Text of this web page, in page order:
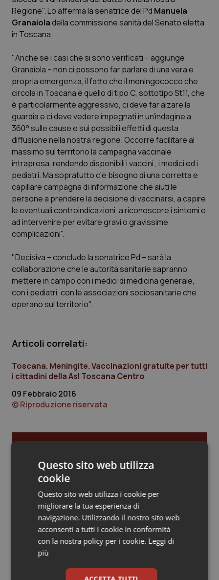
Edizioni Regionali
Professionisti Sanitari.AI
Abruzzo
Basilicata
Calabria
Campania
Emilia-Romagna
Friuli Venezia Giulia
Liguria
Lombardia
Piemonte
Provincia Autonoma di Bolzano
Sardegna
Sicilia
Toscana
Umbria
QS Pro Gold
Artrite & artrosi
Asma & BPCO
Car-T
Colesterolo & coronaropatie
Dermatite Atopica
Disturbi dell’umore
Dolore
HIV
Infezioni & Febbre
Malattia di Crohn & Rettocolite Ulcerosa
Neuroscienze & patologie neurodegenerative
Obesità
Oftalmologia
QS Club Newsletter
Regione". Lo afferma la senatrice del Pd Manuela
Granaioladella commissione sanità del Senato eletta
in Toscana.
"Anche se i casi che si sono verificati – aggiunge
Granaiola – non ci possono far parlare di una vera e
propria emergenza, il fatto che il meningococco che
circola in Toscana è quello di tipo C, sottotipo St11, che
è particolarmente aggressivo, ci deve far alzare la
guardia e ci deve vedere impegnati in un'indagine a
360° sulle cause e sui possibili effetti di questa
diffusione nella nostra regione. Occorre facilitare al
massimo sul territorio la campagna vaccinale
intrapresa, rendendo disponibili i vaccini , i medici ed i
pediatri. Ma sopratutto c'è bisogno di una corretta e
capillare campagna di informazione che aiuti le
persone a prendere la decisione di vaccinarsi, a capire
le eventuali controindicazioni, a riconoscere i sintomi e
ad intervenire per evitare gravi o gravissime
complicazioni".
"Decisiva – conclude la senatrice Pd – sarà la
collaborazione che le autorità sanitarie sapranno
mettere in campo con i medici di medicina generale,
con i pediatri, con le associazioni sociosanitarie che
operano sul territorio".
Articoli correlati:
Toscana. Meningite. Vaccinazioni gratuite per tutti
i cittadini della Asl Toscana Centro
09 Febbraio 2016
© Riproduzione riservata
Gold
Cloud sanitario: infrastrutture,
compliance, GDPR e Risk management
Gestione dell'Ipertensione resistente:
dalle Linee Guida alle terapie innovative
Questo sito web utilizza
cookie
Questo sito web utilizza i cookie per
migliorare la tua esperienza di
navigazione. Utilizzando il nostro sito web
acconsenti a tutti i cookie in conformità
con la nostra policy per i cookie. Leggi di
più